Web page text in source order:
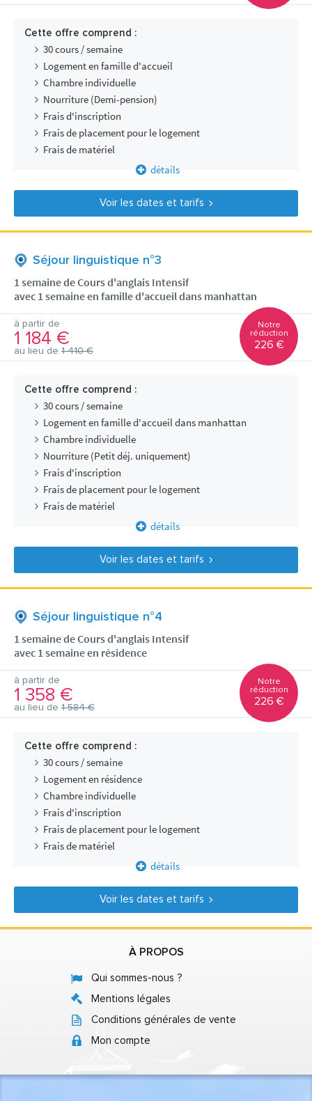
Cette offre comprend :
30 cours / semaine
Logement en famille d'accueil
Chambre individuelle
Nourriture (Demi-pension)
Frais d'inscription
Frais de placement pour le logement
Frais de matériel
détails
Voir les dates et tarifs
Séjour linguistique n°3
1 semaine de Cours d'anglais Intensif
avec 1 semaine en famille d'accueil dans manhattan
à partir de
1 184 €
au lieu de 1 410 €
Notre
réduction
226 €
Cette offre comprend :
30 cours / semaine
Logement en famille d'accueil dans manhattan
Chambre individuelle
Nourriture (Petit déj. uniquement)
Frais d'inscription
Frais de placement pour le logement
Frais de matériel
détails
Voir les dates et tarifs
Séjour linguistique n°4
1 semaine de Cours d'anglais Intensif
avec 1 semaine en résidence
à partir de
1 358 €
au lieu de 1 584 €
Notre
réduction
226 €
Cette offre comprend :
30 cours / semaine
Logement en résidence
Chambre individuelle
Frais d'inscription
Frais de placement pour le logement
Frais de matériel
détails
Voir les dates et tarifs
À PROPOS
Qui sommes-nous ?
Mentions légales
Conditions générales de vente
Mon compte